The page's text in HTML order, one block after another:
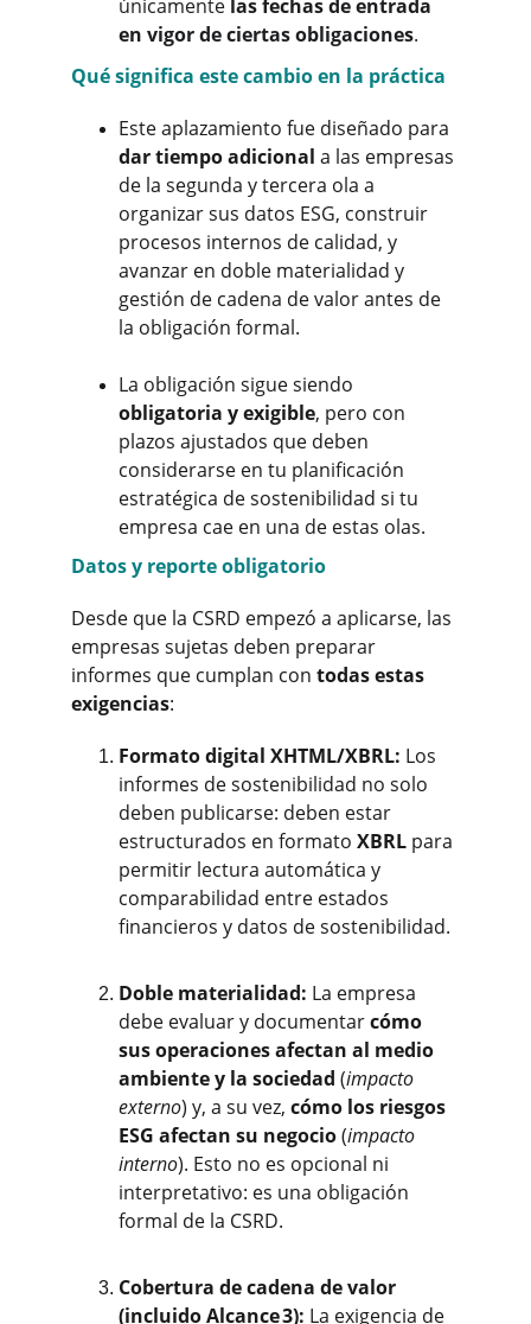
Datos y reporte obligatorio
Desde que la CSRD empezó a aplicarse, las
empresas sujetas deben preparar
informes que cumplan con todas estas
exigencias:
Formato digital XHTML/XBRL: Los
informes de sostenibilidad no solo
deben publicarse: deben estar
estructurados en formato XBRL para
permitir lectura automática y
comparabilidad entre estados
financieros y datos de sostenibilidad.
Doble materialidad: La empresa
debe evaluar y documentar cómo
sus operaciones afectan al medio
ambiente y la sociedad (impacto
externo) y, a su vez, cómo los riesgos
ESG afectan su negocio (impacto
interno). Esto no es opcional ni
interpretativo: es una obligación
formal de la CSRD.
Cobertura de cadena de valor
(incluido Alcance 3): La exigencia de
únicamente las fechas de entrada
en vigor de ciertas obligaciones.
Qué significa este cambio en la práctica
Este aplazamiento fue diseñado para
dar tiempo adicional a las empresas
de la segunda y tercera ola a
organizar sus datos ESG, construir
procesos internos de calidad, y
avanzar en doble materialidad y
gestión de cadena de valor antes de
la obligación formal.
La obligación sigue siendo
obligatoria y exigible, pero con
plazos ajustados que deben
considerarse en tu planificación
estratégica de sostenibilidad si tu
empresa cae en una de estas olas.